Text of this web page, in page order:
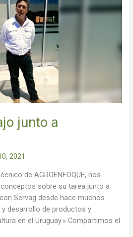
junto a
2021
de AGROENFOQUE, nos
sobre su tarea junto a
Servag desde hace muchos
desarrollo de productos y
en el Uruguay.» Compartimos el